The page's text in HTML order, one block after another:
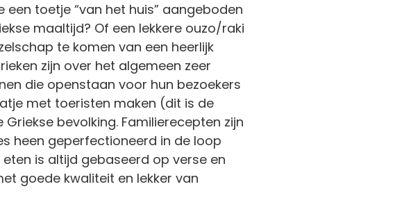
een toetje “van het huis” aangeboden
maaltijd? Of een lekkere ouzo/raki
te komen van een heerlijk
zijn over het algemeen zeer
die openstaan voor hun bezoekers
met toeristen maken (dit is de
bevolking. Familierecepten zijn
heen geperfectioneerd in de loop
eten is altijd gebaseerd op verse en
goede kwaliteit en lekker van